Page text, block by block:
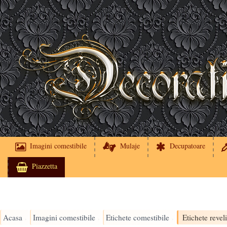
Imagini comestibile Mulaje Decupatoare
Piazzetta
Acasa Imagini comestibile Etichete comestibile